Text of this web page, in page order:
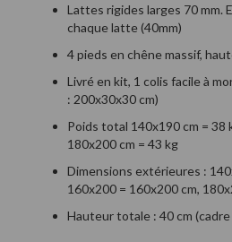
Lattes rigides larges 70 mm.
chaque latte (40mm)
4 pieds en chêne massif,
Livré en kit, 1 colis facile à
: 200x30x30 cm)
Poids total 140x190 cm = 38
180x200 cm = 43 kg
Dimensions extérieures :
160x200 = 160x200 cm,
Hauteur totale : 40 cm